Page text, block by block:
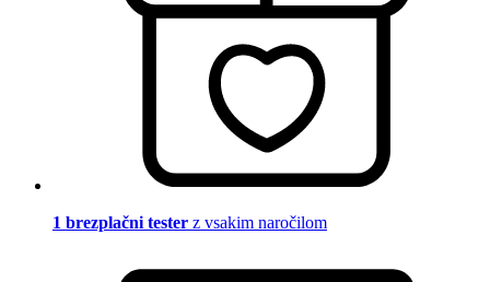
1 brezplačni tester z vsakim naročilom